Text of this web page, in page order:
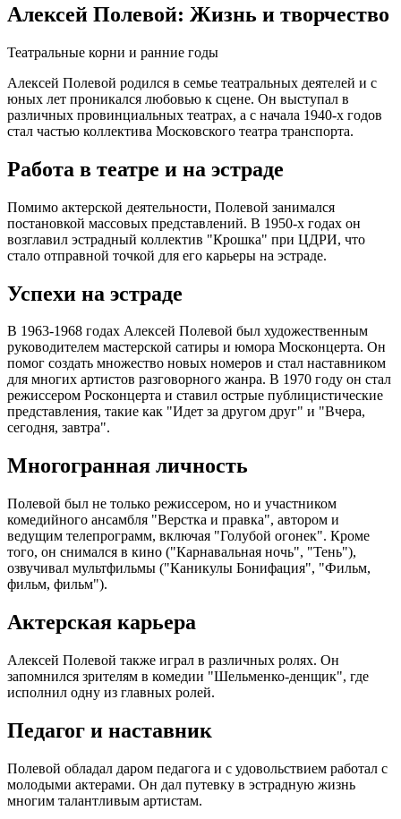
Алексей Полевой: Жизнь и творчество
Театральные корни и ранние годы
Алексей Полевой родился в семье театральных деятелей и с
юных лет проникался любовью к сцене. Он выступал в
различных провинциальных театрах, а с начала 1940-х годов
стал частью коллектива Московского театра транспорта.
Работа в театре и на эстраде
Помимо актерской деятельности, Полевой занимался
постановкой массовых представлений. В 1950-х годах он
возглавил эстрадный коллектив "Крошка" при ЦДРИ, что
стало отправной точкой для его карьеры на эстраде.
Успехи на эстраде
В 1963-1968 годах Алексей Полевой был художественным
руководителем мастерской сатиры и юмора Москонцерта. Он
помог создать множество новых номеров и стал наставником
для многих артистов разговорного жанра. В 1970 году он стал
режиссером Росконцерта и ставил острые публицистические
представления, такие как "Идет за другом друг" и "Вчера,
сегодня, завтра".
Многогранная личность
Полевой был не только режиссером, но и участником
комедийного ансамбля "Верстка и правка", автором и
ведущим телепрограмм, включая "Голубой огонек". Кроме
того, он снимался в кино ("Карнавальная ночь", "Тень"),
озвучивал мультфильмы ("Каникулы Бонифация", "Фильм,
фильм, фильм").
Актерская карьера
Алексей Полевой также играл в различных ролях. Он
запомнился зрителям в комедии "Шельменко-денщик", где
исполнил одну из главных ролей.
Педагог и наставник
Полевой обладал даром педагога и с удовольствием работал с
молодыми актерами. Он дал путевку в эстрадную жизнь
многим талантливым артистам.